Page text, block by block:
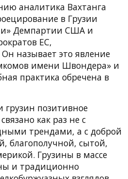
аналитика Вахтанга
в Грузии
Демпартии США и
ЕС,
называет это явление
имени Швондера» и
практика обречена в
позитивное
как раз не с
трендами, а с доброй
благополучной, сытой,
Грузины в массе
и традиционно